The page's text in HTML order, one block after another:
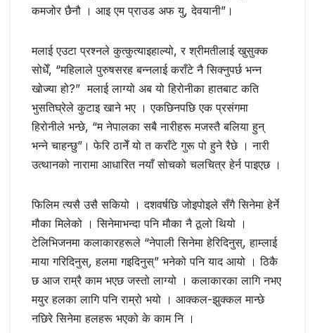
कमजोर छैनौ । आइ एम प्राउड अफ यु, देवयानी”।
मलाई एउटा प्रश्‍नले कुत्कुत्याइहाल्यो, र श्रीमतीलाई खुसुक्‍क
सोधेँ, “महिलाले पुरुषसरह बन्नलाई कराँटे नै सिक्नुपर्छ भन्न
खोज्या हो?” मलाई लाग्यो अब यो हिरोनीका हातबाट कति
भुसतिघ्रेले कुटाइ खाने भए । एकछिनपछि एक प्रसंगमा
हिरोनीले भन्छे, “म नेपालका सबै नारीहरू मजस्तै बलिया हुन्
भन्‍ने चाहन्छु”। फेरि ठानेँ यो त कराँटे गुरू पो हुने रैछे । नारी
उत्थानको नारामा आधारित नयाँ सोचको चलचित्र हेर्न पाइएछ ।
फिलिम त्यसै उसै सकियो । दशवर्षछि जोइपोइले सँगै सिनेमा हेर्ने
मौका मिलेको । सिनेमाभन्दा पनि मौका नै ठूलो थियो ।
टेलिभिजनमा कलाकारहरूले “नेपाली सिनेमा हेरिदिनुस्, हाम्लाई
माया गरिदिनुस्, हलमा गइदिनुस्” भनेको पनि याद आयो । ठिकै
छ आज राम्रै काम भएछ जस्तो लाग्यो । कलाकारका लागि नभए
मयुर हलका लागि पनि राम्रो भयो । आक्‍कल-झुक्‍कल मान्छे
नछिरे सिनेमा हलहरू भएको के काम नि ।